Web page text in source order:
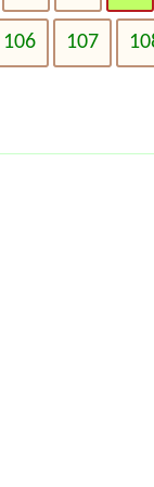
106 107